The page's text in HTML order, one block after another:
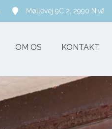
Møllevej 9C 2, 2990 Nivå
OM OS KONTAKT